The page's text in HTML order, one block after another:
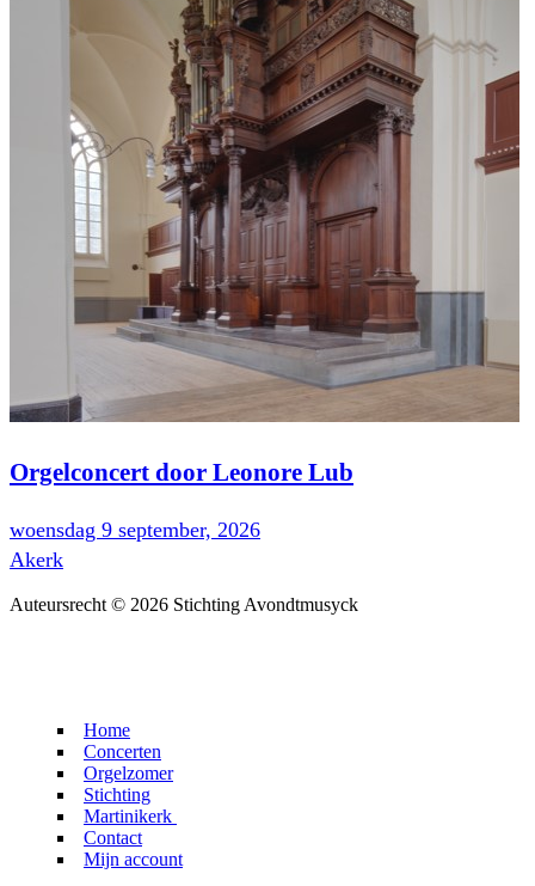
Orgelconcert door Leonore Lub
woensdag 9 september, 2026
Akerk
Auteursrecht © 2026 Stichting Avondtmusyck
Home
Concerten
Orgelzomer
Stichting
Martinikerk
Martinikerk
Orgels
Contact
Mijn account